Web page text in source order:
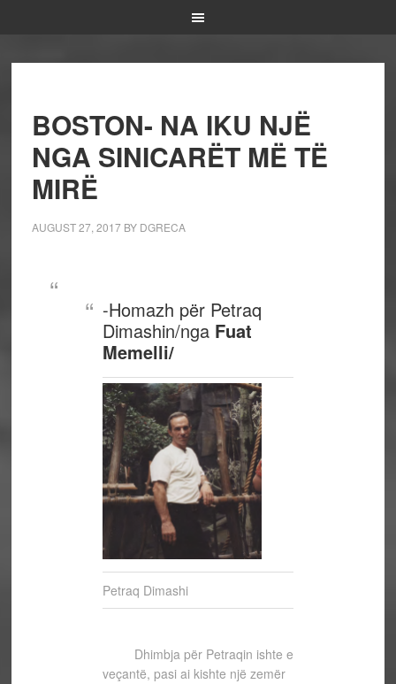
BOSTON- NA IKU NJË
NGA SINICARËT MË TË
MIRË
AUGUST 27, 2017BY DGRECA
-Homazh për Petraq
Dimashin/nga Fuat
Memelli/
Petraq Dimashi
Dhimbja për Petraqin ishte e
veçantë, pasi ai kishte një zemër